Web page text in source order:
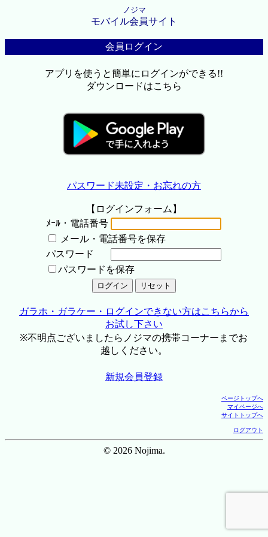
ノジマ
モバイル会員サイト
会員ログイン
アプリを使うと簡単にログインができる!!
ダウンロードはこちら
パスワード未設定・お忘れの方
【ログインフォーム】
ﾒｰﾙ・電話番号
メール・電話番号を保存
パスワード
パスワードを保存
ガラホ・ガラケー・ログインできない方はこちらから
お試し下さい
※不明点ございましたらノジマの携帯コーナーまでお
越しください。
新規会員登録
ページトップへ
マイページへ
サイトトップへ
ログアウト
© 2026 Nojima.